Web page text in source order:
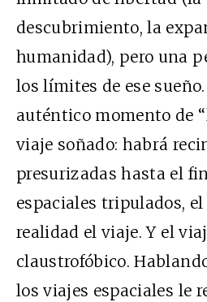
descubrimiento, la
humanidad), pero una
los límites de ese
auténtico momento de
viaje soñado: habrá
presurizadas hasta el
espaciales tripulados,
realidad el viaje. Y el
claustrofóbico.
los viajes espaciales le